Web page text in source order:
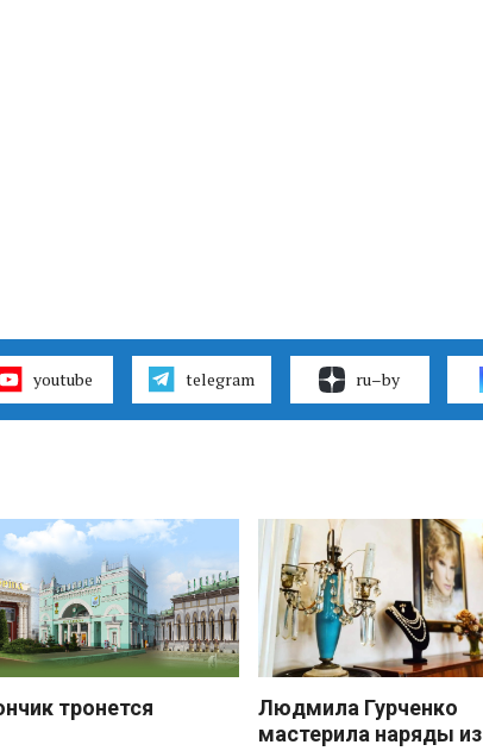
youtube telegram ru–by
тронется
Людмила Гурченко
мастерила наряды из